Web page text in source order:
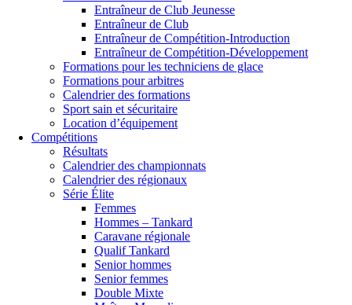
Entraîneur de Club Jeunesse
Entraîneur de Club
Entraîneur de Compétition-Introduction
Entraîneur de Compétition-Développement
Formations pour les techniciens de glace
Formations pour arbitres
Calendrier des formations
Sport sain et sécuritaire
Location d’équipement
Compétitions
Résultats
Calendrier des championnats
Calendrier des régionaux
Série Élite
Femmes
Hommes – Tankard
Caravane régionale
Qualif Tankard
Senior hommes
Senior femmes
Double Mixte